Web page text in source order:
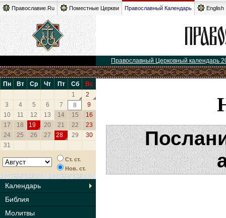
Православие.Ru Поместные Церкви Православный Календарь English
Православный Церковный календарь
Пн Вт Ср Чт Пт Сб
Вс
1
2
3
4 5 6 7 8
9
10
11 12 13 14 15
16
17
18 19 20 21 22
23
24
25 26 27 28 29
30
31
Ст. ст.
Нов. ст.
Календарь
Библия
Молитвы